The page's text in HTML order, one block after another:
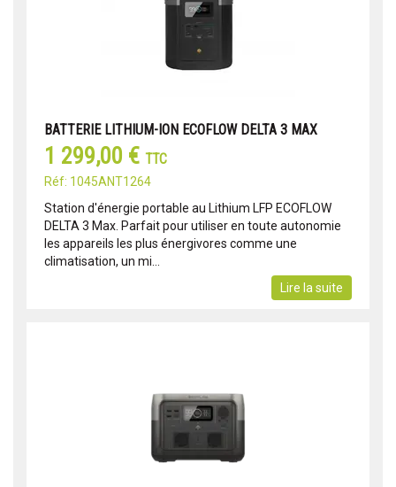
BATTERIE LITHIUM-ION ECOFLOW DELTA 3 MAX
1 299,00 € TTC
Réf: 1045ANT1264
Station d'énergie portable au Lithium LFP ECOFLOW
DELTA 3 Max. Parfait pour utiliser en toute autonomie
les appareils les plus énergivores comme une
climatisation, un mi...
Lire la suite